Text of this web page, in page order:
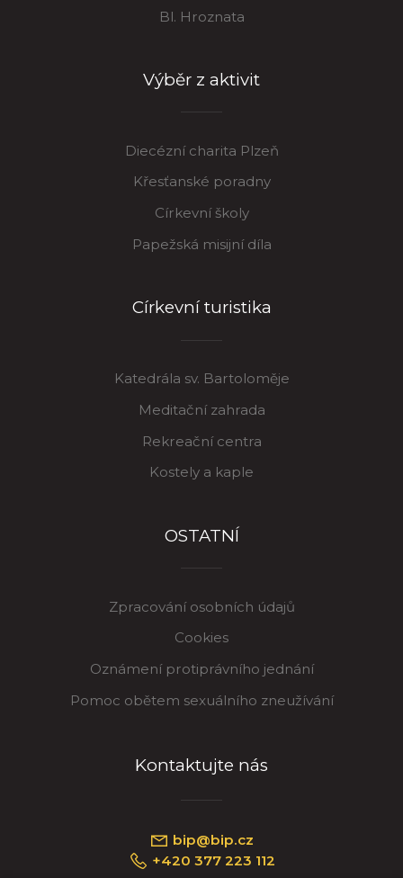
Bl. Hroznata
Výběr z aktivit
Diecézní charita Plzeň
Křesťanské poradny
Církevní školy
Papežská misijní díla
Církevní turistika
Katedrála sv. Bartoloměje
Meditační zahrada
Rekreační centra
Kostely a kaple
OSTATNÍ
Zpracování osobních údajů
Cookies
Oznámení protiprávního jednání
Pomoc obětem sexuálního zneužívání
Kontaktujte nás
bip@bip.cz
+420 377 223 112